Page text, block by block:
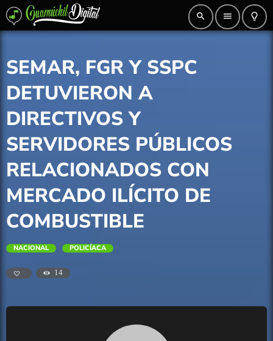
search menu lightbulb_outline
SEMAR, FGR Y SSPC
DETUVIERON A
DIRECTIVOS Y
SERVIDORES PÚBLICOS
RELACIONADOS CON
MERCADO ILÍCITO DE
COMBUSTIBLE
NACIONAL POLICÍACA
14